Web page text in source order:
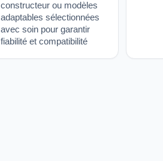
constructeur ou modèles
adaptables sélectionnées
avec soin pour garantir
fiabilité et compatibilité